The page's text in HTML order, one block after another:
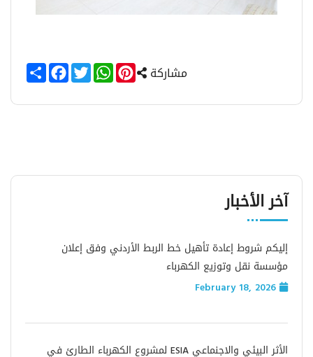
مشاركة Share
FacebookTwitter
WhatsAppPinterest
آخر الأخبار
إليكم شروط إعادة تأهيل خط الربط الأردني وفق إعلان
مؤسسة نقل وتوزيع الكهرباء
الأثر البيئي والاجنماعي ESIA لمشروع الكهرباء الطارئ في